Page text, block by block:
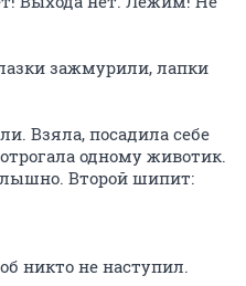
зажмурили, лапки
Взяла, посадила себе
одному животик.
Второй шипит:
никто не наступил.